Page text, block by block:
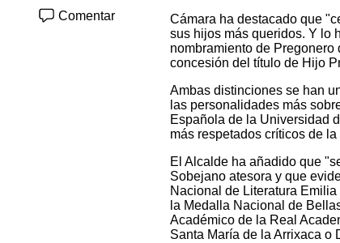
Comentar
Cámara ha destacado que
sus hijos más queridos. Y lo
nombramiento de
concesión del título de Hijo
Ambas distinciones se han
las personalidades más
Española de la Universidad
más respetados críticos de
El Alcalde ha añadido que
Sobejano atesora y que
Nacional de Literatura
la Medalla Nacional de
Académico de la Real
Santa María de la Arrixaca o